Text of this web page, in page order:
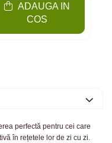
ADAUGA IN
COS
perfectă pentru cei care
în rețetele lor de zi cu zi.